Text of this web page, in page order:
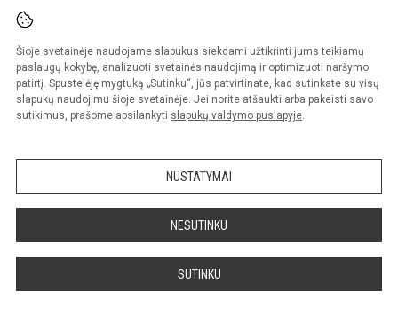
Šioje svetainėje naudojame slapukus siekdami užtikrinti jums teikiamų
paslaugų kokybę, analizuoti svetainės naudojimą ir optimizuoti naršymo
patirtį. Spustelėję mygtuką „Sutinku“, jūs patvirtinate, kad sutinkate su visų
slapukų naudojimu šioje svetainėje. Jei norite atšaukti arba pakeisti savo
sutikimus, prašome apsilankyti slapukų valdymo puslapyje.
NUSTATYMAI
NESUTINKU
SUTINKU
© 2025. Vilniaus Užupio gimnazija. Visos teisės saugomos.
Kopijuoti turinį be raštiško įstaigos administracijos sutikimo griežtai draudžiama.
Prieinamumo paraiška Slapukų valdymas
Sumanus būdas atnaujinti